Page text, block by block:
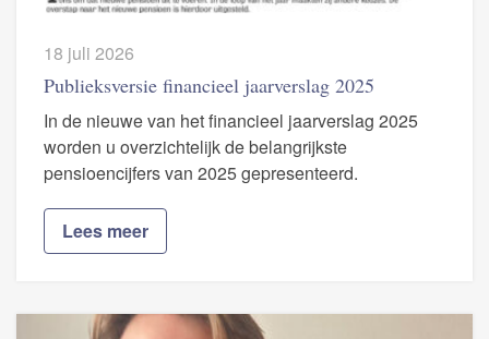
18 juli 2026
Publieksversie financieel jaarverslag 2025
In de nieuwe van het financieel jaarverslag 2025
worden u overzichtelijk de belangrijkste
pensioencijfers van 2025 gepresenteerd.
Lees meer